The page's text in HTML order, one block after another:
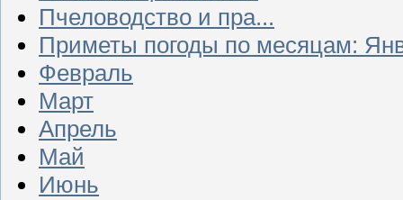
Пчеловодство и пра...
Приметы погоды по месяцам:
Февраль
Март
Апрель
Май
Июнь